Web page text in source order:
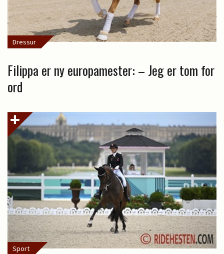
Dressur
Filippa er ny europamester: – Jeg er tom for
ord
Sport